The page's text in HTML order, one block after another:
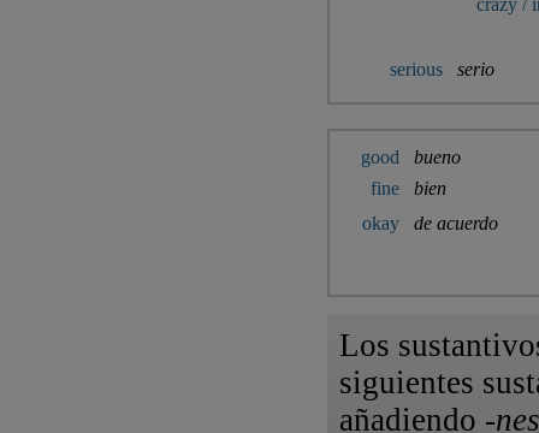
crazy /
serious serio
good
bueno
fine
bien
okay
de acuerdo
Los
siguientes
añadiendo -